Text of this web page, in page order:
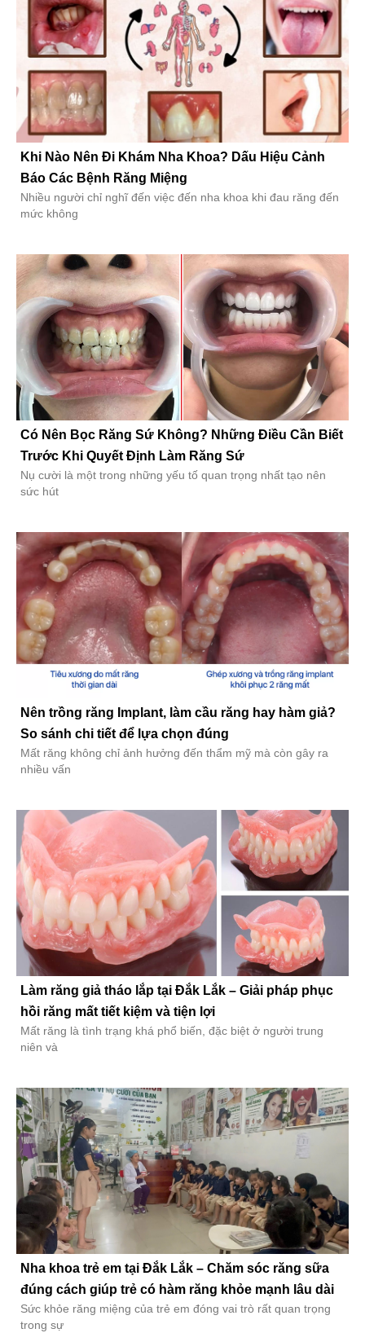
Khi Nào Nên Đi Khám Nha Khoa? Dấu Hiệu Cảnh
Báo Các Bệnh Răng Miệng
Nhiều người chỉ nghĩ đến việc đến nha khoa khi đau răng đến
mức không
Có Nên Bọc Răng Sứ Không? Những Điều Cần Biết
Trước Khi Quyết Định Làm Răng Sứ
Nụ cười là một trong những yếu tố quan trọng nhất tạo nên
sức hút
Nên trồng răng Implant, làm cầu răng hay hàm giả?
So sánh chi tiết để lựa chọn đúng
Mất răng không chỉ ảnh hưởng đến thẩm mỹ mà còn gây ra
nhiều vấn
Làm răng giả tháo lắp tại Đắk Lắk – Giải pháp phục
hồi răng mất tiết kiệm và tiện lợi
Mất răng là tình trạng khá phổ biến, đặc biệt ở người trung
niên và
Nha khoa trẻ em tại Đắk Lắk – Chăm sóc răng sữa
đúng cách giúp trẻ có hàm răng khỏe mạnh lâu dài
Sức khỏe răng miệng của trẻ em đóng vai trò rất quan trọng
trong sự